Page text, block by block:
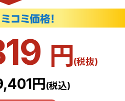
円(税抜)
円(税込)